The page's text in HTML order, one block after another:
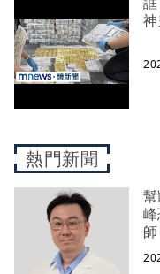
熱門新聞
師